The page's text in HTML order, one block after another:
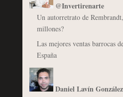
@Invertirenarte
Un autorretrato de
millones?
Las mejores ventas barrocas
España
Daniel Lavín González